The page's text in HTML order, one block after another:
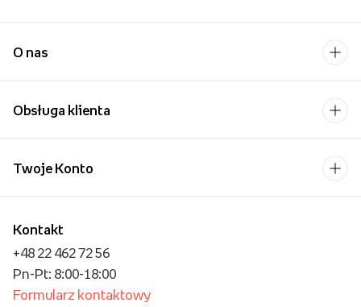
O nas
Obsługa klienta
Kontakt
+48 22 462 72 56
Pn-Pt: 8:00-18:00
Formularz kontaktowy
Twoje Konto